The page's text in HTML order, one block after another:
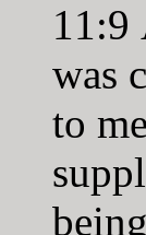
11:9
was
to